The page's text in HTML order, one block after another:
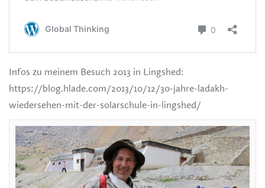
Infos zu meinem Besuch 2013 in Lingshed:
https://blog.hlade.com/2013/10/12/30-jahre-ladakh-
wiedersehen-mit-der-solarschule-in-lingshed/